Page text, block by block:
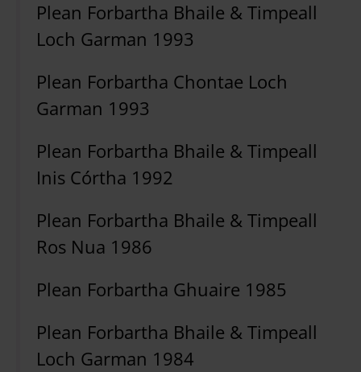
Plean Forbartha Bhaile & Timpeall
Loch Garman 1993
Plean Forbartha Chontae Loch
Garman 1993
Plean Forbartha Bhaile & Timpeall
Inis Córtha 1992
Plean Forbartha Bhaile & Timpeall
Ros Nua 1986
Plean Forbartha Ghuaire 1985
Plean Forbartha Bhaile & Timpeall
Loch Garman 1984